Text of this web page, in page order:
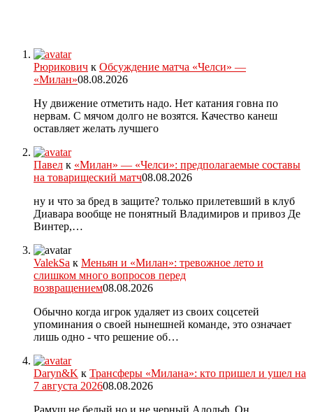
Рюрикович к Обсуждение матча «Челси» —
«Милан»08.08.2026
Ну движение отметить надо. Нет катания говна по
нервам. С мячом долго не возятся. Качество канеш
оставляет желать лучшего
Павел к «Милан» — «Челси»: предполагаемые составы
на товарищеский матч08.08.2026
ну и что за бред в защите? только прилетевший в клуб
Диавара вообще не понятный Владимиров и привоз Де
Винтер,…
ValekSa к Меньян и «Милан»: тревожное лето и
слишком много вопросов перед
возвращением08.08.2026
Обычно когда игрок удаляет из своих соцсетей
упоминания о своей нынешней команде, это означает
лишь одно - что решение об…
Daryn&K к Трансферы «Милана»: кто пришел и ушел на
7 августа 202608.08.2026